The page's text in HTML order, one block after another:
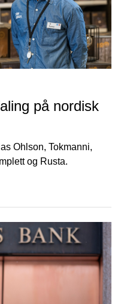
på nordisk
Ohlson, Tokmanni,
og Rusta.